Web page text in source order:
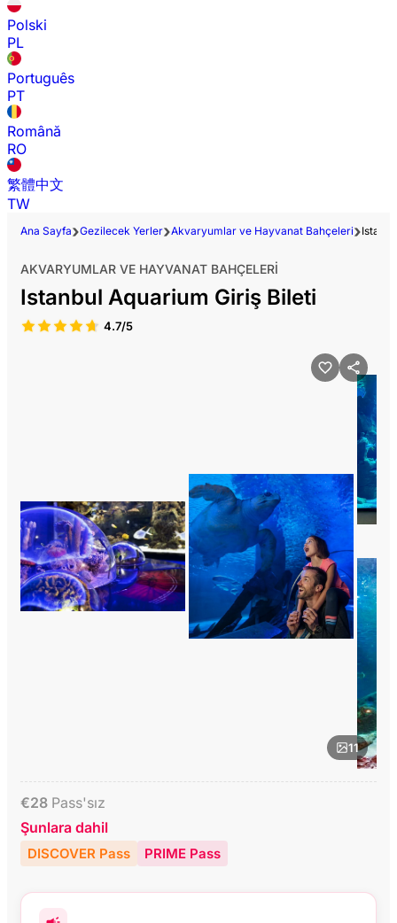
Polski
PL
Português
PT
Română
RO
繁體中文
TW
Ana Sayfa Gezilecek Yerler Akvaryumlar ve Hayvanat Bahçeleri
11
AKVARYUMLAR VE HAYVANAT BAHÇELERI
Istanbul Aquarium Giriş Bileti
4.7/5
€28 Pass'sız
Şunlara dahil
DISCOVER Pass PRIME Pass